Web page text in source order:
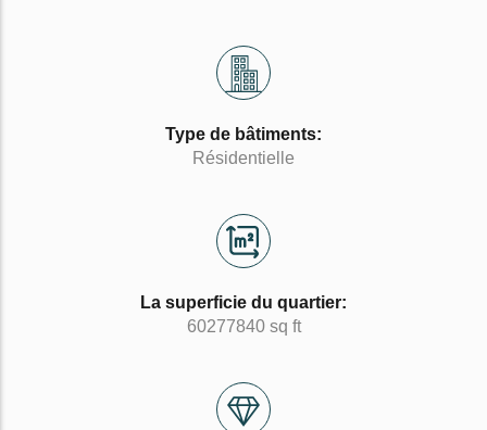
Type de bâtiments:
Résidentielle
La superficie du quartier:
60277840 sq ft